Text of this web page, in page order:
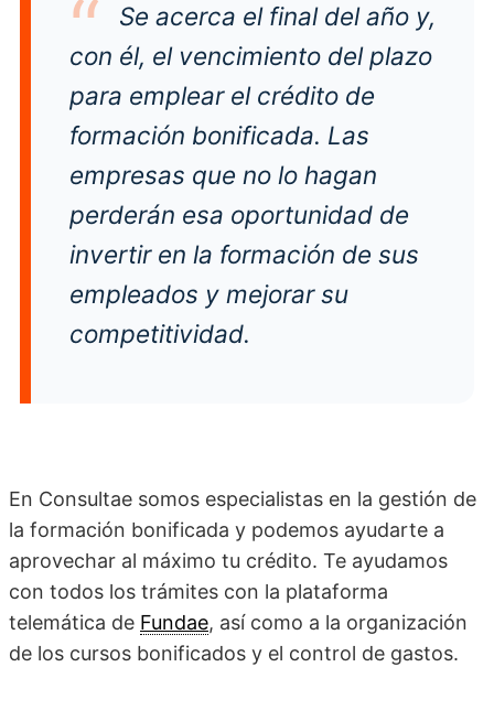
Se acerca el final del año y,
con él, el vencimiento del plazo
para emplear el crédito de
formación bonificada. Las
empresas que no lo hagan
perderán esa oportunidad de
invertir en la formación de sus
empleados y mejorar su
competitividad.
En Consultae somos especialistas en la gestión de
la formación bonificada y podemos ayudarte a
aprovechar al máximo tu crédito. Te ayudamos
con todos los trámites con la plataforma
telemática de Fundae, así como a la organización
de los cursos bonificados y el control de gastos.